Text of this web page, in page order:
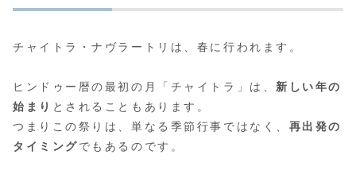
チャイトラ・ナヴラートリは、春に行われます。
ヒンドゥー暦の最初の月「チャイトラ」は、 新しい年の
始まり とされることもあります。
つまりこの祭りは、単なる季節行事ではなく、 再出発の
タイミングでもあるのです。